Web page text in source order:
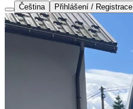
Čeština Přihlášení / Registrace